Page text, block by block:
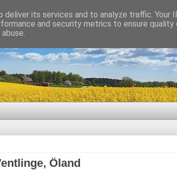
Öland
its services and to analyze traffic. Your
and security metrics to ensure